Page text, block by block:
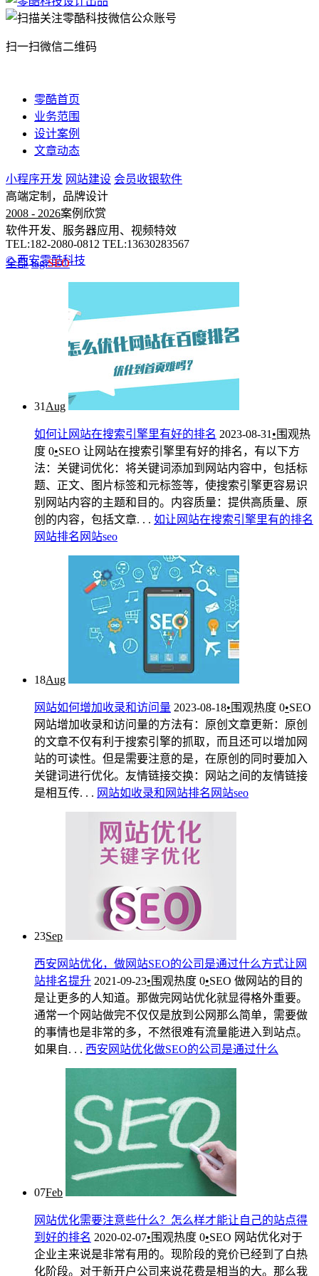
扫一扫微信二维码
零酷首页
业务范围
设计案例
文章动态
小程序开发 网站建设 会员收银软件
高端定制，品牌设计
2008 - 2026案例欣赏
软件开发、服务器应用、视频特效
TEL:182-2080-0812 TEL:13630283567
© 西安零酷科技
全部 tag:SEO
31 Aug
如何让网站在搜索引擎里有好的排名 2023-08-31 • 围观热
度 0•SEO 让网站在搜索引擎里有好的排名，有以下方
法：关键词优化：将关键词添加到网站内容中，包括标
题、正文、图片标签和元标签等，使搜索引擎更容易识
别网站内容的主题和目的。内容质量：提供高质量、原
创的内容，包括文章. . . 如让 网 站在搜索引擎里有的排名
网站排名 网站seo
18Aug
网站如何增加收录和访问量 2023-08-18• 围观热度 0•SEO
网站增加收录和访问量的方法有：原创文章更新：原创
的文章不仅有利于搜索引擎的抓取，而且还可以增加网
站的可读性。但是需要注意的是，在原创的同时要加入
关键词进行优化。友情链接交换：网站之间的友情链接
是相互传. . . 网 站如收录和 网站排名 网站seo
23Sep
西安网站优化，做网站SEO的公司是通过什么方式让网
站排名提升 2021-09-23• 围观热度 0•SEO 做网站的目的
是让更多的人知道。那做完网站优化就显得格外重要。
通常一个网站做完不仅仅是放到公网那么简单，需要做
的事情也是非常的多，不然很难有流量能进入到站点。
如果自. . . 西安 网站优化做SEO的公司 是通过什么
07Feb
网站优化需要注意些什么？怎么样才能让自己的站点得
到好的排名 2020-02-07• 围观热度 0•SEO 网站优化对于
企业主来说是非常有用的。现阶段的竞价已经到了白热
化阶段。对于新开户公司来说花费是相当的大。那么我